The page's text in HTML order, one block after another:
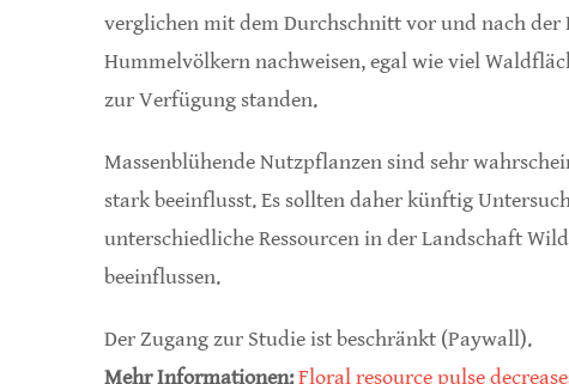
verglichen mit dem Durchschnitt vor und nach der
Hummelvölkern nachweisen, egal wie viel
zur Verfügung standen.
Massenblühende Nutzpflanzen sind sehr
stark beeinflusst. Es sollten daher künftig
unterschiedliche Ressourcen in der Landschaft
beeinflussen.
Der Zugang zur Studie ist beschränkt (Paywall).
Mehr Informationen:Floral resource pulse